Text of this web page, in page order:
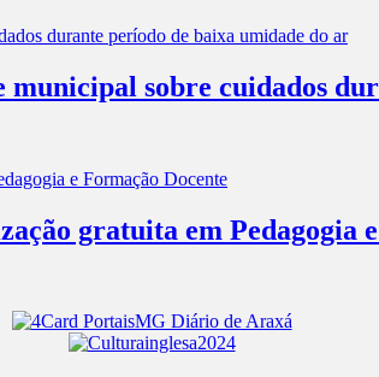
municipal sobre cuidados
gratuita em Pedagogia